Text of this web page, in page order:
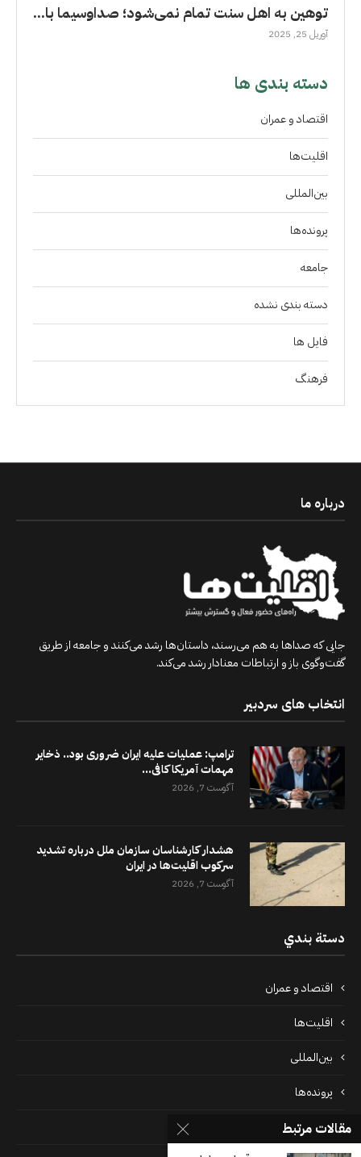
توهین به اهل سنت تمام نمی‌شود؛ صداوسیما با...
آوریل 25, 2025
دسته بندی ها
اقتصاد و عمران
اقلیت‌ها
بین‌المللی
پرونده‌ها
جامعه
دسته بندی نشده
فايل ها
فرهنگ
درباره ما
جایی که صداها به هم می‌رسند، داستان‌ها رشد می‌کنند و جامعه از طریق
گفت‌وگوی باز و ارتباطات معنادار رشد می‌کند.
انتخاب های سردبیر
ترامپ: عملیات علیه ایران ضروری بود.. ذخایر
مهمات آمریکا کافی...
آگوست 7, 2026
هشدار کارشناسان سازمان ملل درباره تشدید
سرکوب اقلیت‌ها در ایران
آگوست 7, 2026
دستة بندي
اقتصاد و عمران
اقلیت‌ها
بین‌المللی
پرونده‌ها
جامعه
مقالات مرتبط